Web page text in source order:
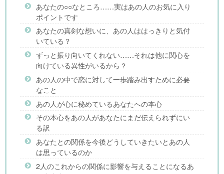
あなたの○○なところ……実はあの人のお気に入り
ポイントです
あなたの真剣な想いに、あの人ははっきりと気付
いている？
ずっと振り向いてくれない……それは他に関心を
向けている異性がいるから？
あの人の中で恋に対して一歩踏み出すために必要
なこと
あの人が心に秘めているあなたへの本心
その本心をあの人があなたにまだ伝えられずにい
る訳
あなたとの関係を今後どうしていきたいとあの人
は思っているのか
2人のこれからの関係に影響を与えることになるあ